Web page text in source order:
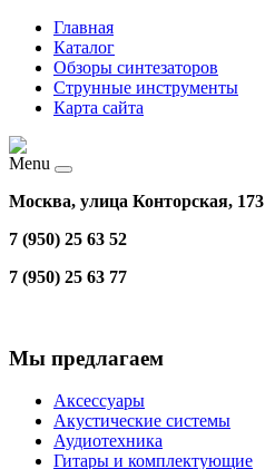
Главная
Каталог
Обзоры синтезаторов
Струнные инструменты
Карта сайта
Menu
Москва, улица Конторская, 173
7 (950) 25 63 52
7 (950) 25 63 77
Мы предлагаем
Аксессуары
Акустические системы
Аудиотехника
Гитары и комплектующие